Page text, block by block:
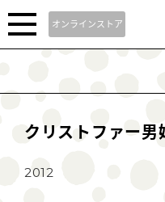
オンラインストア
クリストファー男
2012